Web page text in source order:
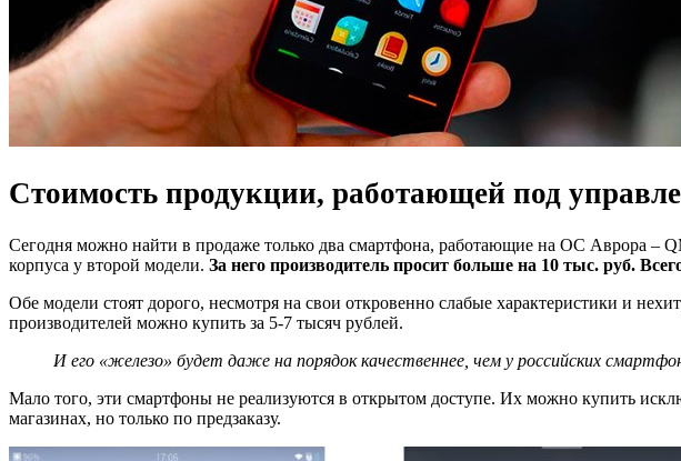
Стоимость продукции, работающей под
Сегодня можно найти в продаже только два смартфона, работающие на ОС Аврора –
корпуса у второй модели. За него производитель просит больше на 10 тыс. руб.
Обе модели стоят дорого, несмотря на свои откровенно слабые характеристики и
производителей можно купить за 5-7 тысяч рублей.
И его «железо» будет даже на порядок качественнее, чем у российских
Мало того, эти смартфоны не реализуются в открытом доступе. Их можно купить
магазинах, но только по предзаказу.